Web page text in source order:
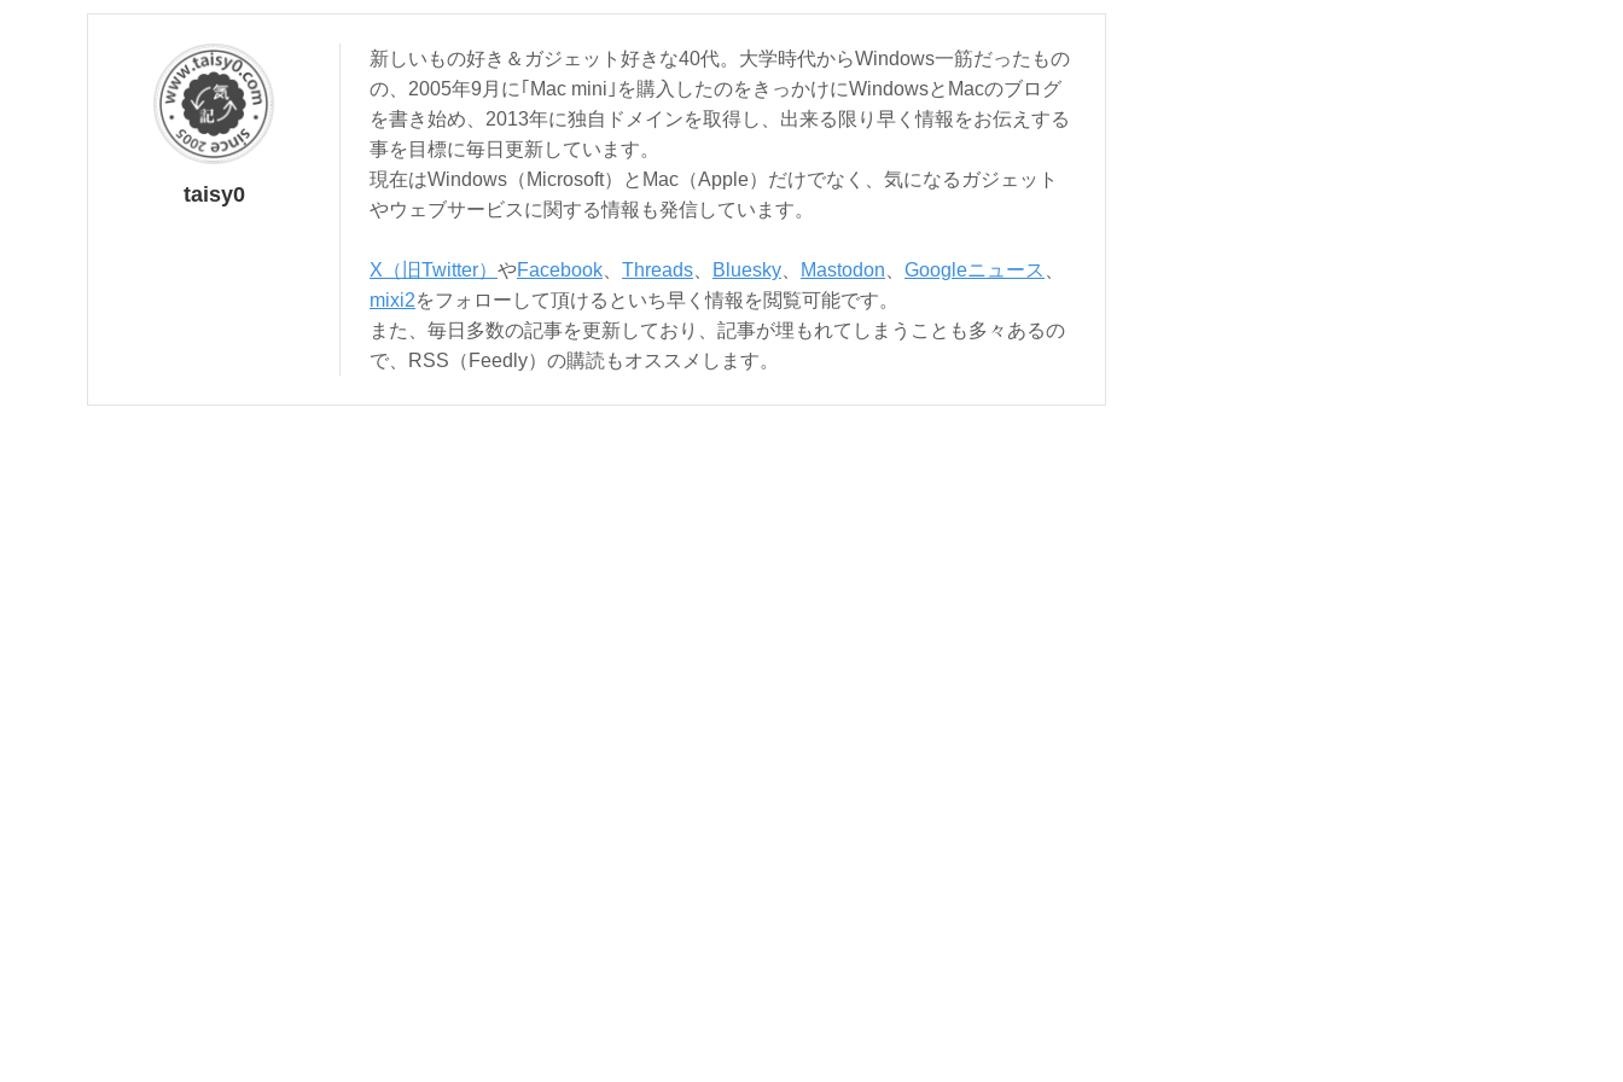
taisy0
新しいもの好き＆ガジェット好きな40代。大学時代からWindows一筋だったもの
の、2005年9月に｢Mac mini｣を購入したのをきっかけにWindowsとMacのブログ
を書き始め、2013年に独自ドメインを取得し、出来る限り早く情報をお伝えする
事を目標に毎日更新しています。
現在はWindows（Microsoft）とMac（Apple）だけでなく、気になるガジェット
やウェブサービスに関する情報も発信しています。
X（旧Twitter） やFacebook Threads Bluesky Mastodon Googleニュース
mixi2をフォローして頂けるといち早く情報を閲覧可能です。
また、毎日多数の記事を更新しており、記事が埋もれてしまうことも多々あるの
で、RSS（Feedly）の購読もオススメします。